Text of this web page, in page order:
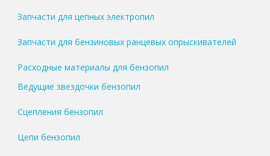
Запчасти для цепных электропил
Запчасти для бензиновых ранцевых опрыскивателей
Расходные материалы для бензопил
Ведущие звездочки бензопил
Сцепления бензопил
Цепи бензопил